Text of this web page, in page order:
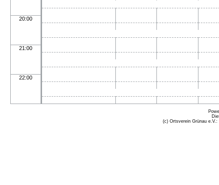
20:00
21:00
22:00
(c) Ortsverein Grünau e.V.: